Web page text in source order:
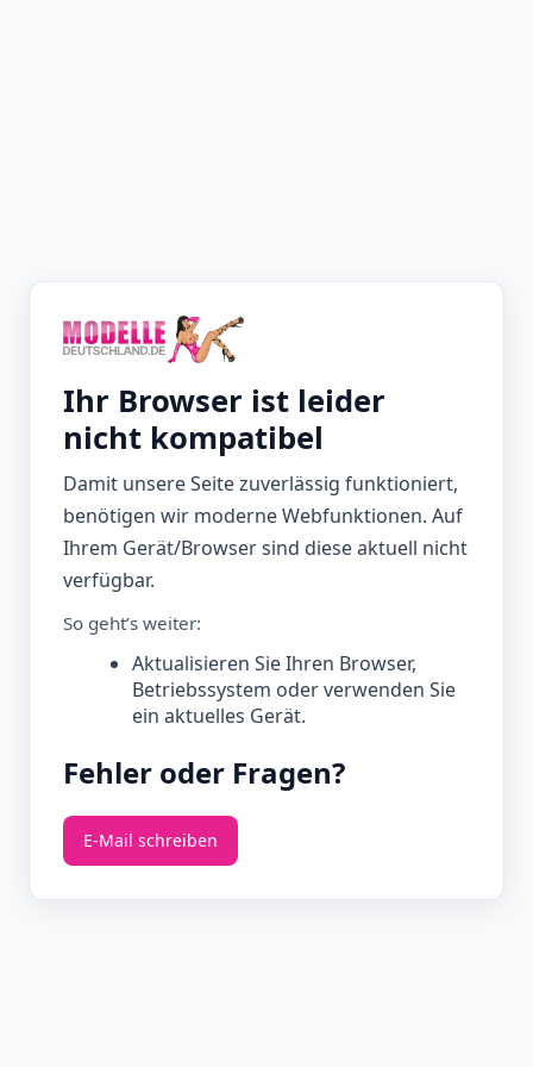
Ihr Browser ist leider
nicht kompatibel
Damit unsere Seite zuverlässig funktioniert,
benötigen wir moderne Webfunktionen. Auf
Ihrem Gerät/Browser sind diese aktuell nicht
verfügbar.
So geht’s weiter:
Aktualisieren Sie Ihren Browser,
Betriebssystem oder verwenden Sie
ein aktuelles Gerät.
Fehler oder Fragen?
E‑Mail schreiben